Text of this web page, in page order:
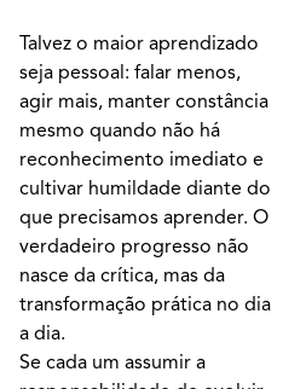
Talvez o maior aprendizado
seja pessoal: falar menos,
agir mais, manter constância
mesmo quando não há
reconhecimento imediato e
cultivar humildade diante do
que precisamos aprender. O
verdadeiro progresso não
nasce da crítica, mas da
transformação prática no dia
a dia.
Se cada um assumir a